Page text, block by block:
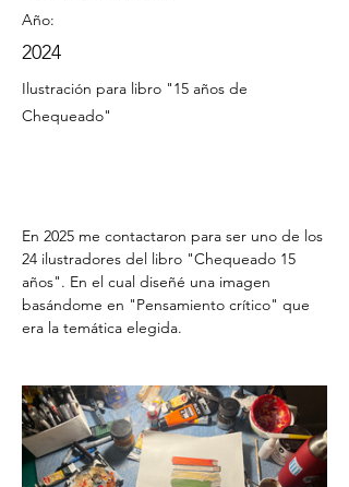
Año:
2024
Ilustración para libro "15 años de
Chequeado"
En 2025 me contactaron para ser uno de los
24 ilustradores del libro "Chequeado 15
años". En el cual diseñé una imagen
basándome en "Pensamiento crítico" que
era la temática elegida.